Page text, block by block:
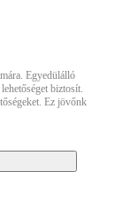
Egyedülálló
biztosít.
Ez jövőnk